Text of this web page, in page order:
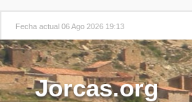
Fecha actual 06 Ago 2026 19:13
Jorcas.org